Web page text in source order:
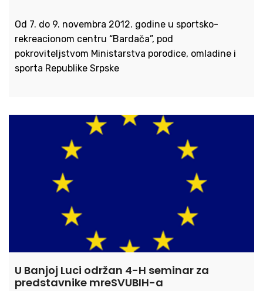
Od 7. do 9. novembra 2012. godine u sportsko-
rekreacionom centru “Bardača”, pod
pokroviteljstvom Ministarstva porodice, omladine i
sporta Republike Srpske
U Banjoj Luci održan 4-H seminar za
predstavnike mreSVUBIH-a